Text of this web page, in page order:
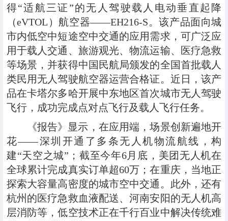
得“适航三证”的无人驾驶载人电动垂直起降
（eVTOL）航空器——EH216-S。该产品面向城
市内低空中短途空中交通的应用需求，可广泛应
用于载人交通、旅游观光、物流运输、医疗急救
等场景，并获得中国民航局颁发的全国首批载人
类民用无人驾驶航空器运营合格证。近日，该产
品在卡塔尔多哈开展中东地区首次城市无人驾驶
飞行，成功完成点对点飞行及载人飞行任务。
《报告》显示，在应用端，场景创新遍地开
花——深圳开通了多条无人机物流航线，构
建“天空之城”；截至今年6月底，美团无人机在
全球累计完成真实订单超60万；在重庆，当地正
探索大容量高密度的城市空中交通。此外，还有
杭州的医疗急救血液配送、河南安阳的无人机高
层消防等，低空技术正在千行百业中解决传统难